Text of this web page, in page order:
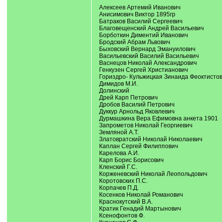
Алексеев Артемий Иванович
Анисимович Виктор 1895гр
Батраков Василий Сергеевич
Благовещенский Андрей Васильевич
Борботкин Диментий Иванович
Бродский Абрам Львович
Быховский Вернард Эмануилович
Васильевский Василий Васильевич
Васнецов Николай Александрович
Генкузен Сергей Христианович
Гориздро- Кульжицкая Зинаида
Димидов М.И.
Долинский
Дрей Карп Петрович
Дробов Василий Петрович
Дуккур Арнольд Яковлевич
Дурмашкина Вера Ефимовна анкета 1901
Запрометов Николай Георгиевич
Земляной А.Т.
Златовратский Николай Николаевич
Каплан Сергей Филиппович
Карелова А.И.
Карп Борис Борисович
Кленский Г.С.
Корженевский Николай Леопольдович
Коротовских П.С.
Корпачев П.Д.
Косенков Николай Романович
Краснокутский В.А.
Кратик Генадий Мартынович
Ксенофонтов Ф.